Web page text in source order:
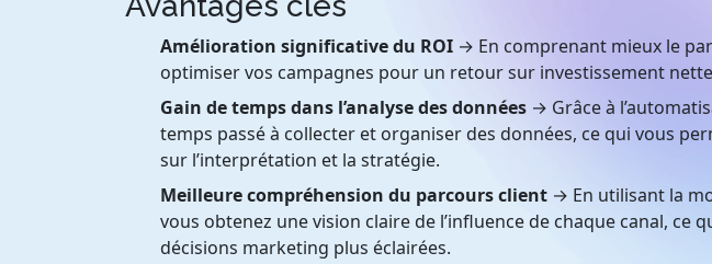
Amélioration significative du ROI → En comprenant mieux le
optimiser vos campagnes pour un retour sur investissement
Gain de temps dans l’analyse des données → Grâce à
temps passé à collecter et organiser des données, ce qui vous
sur l’interprétation et la stratégie.
Meilleure compréhension du parcours client → En utilisant la
vous obtenez une vision claire de l’influence de chaque canal, ce
décisions marketing plus éclairées.